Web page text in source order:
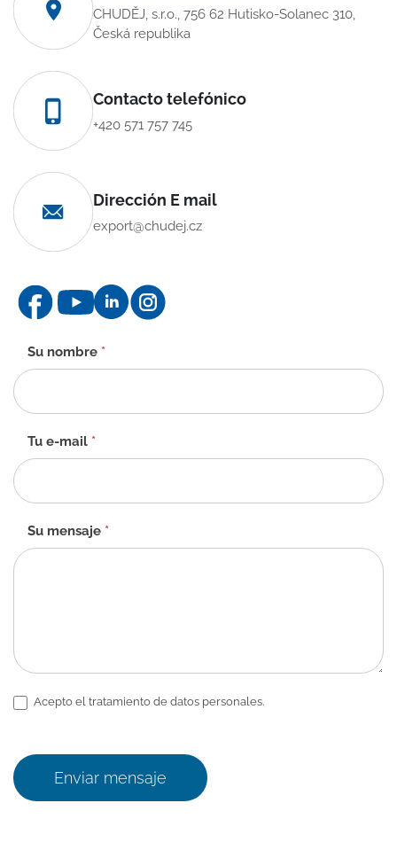
CHUDĚJ, s.r.o., 756 62 Hutisko-Solanec 310,
Česká republika
Contacto telefónico
+420 571 757 745
Dirección E mail
export@chudej.cz
Formulario
de
contacto
-
Su nombre *
Tu e-mail *
Su mensaje *
Acepto el tratamiento de datos personales.
Enviar mensaje